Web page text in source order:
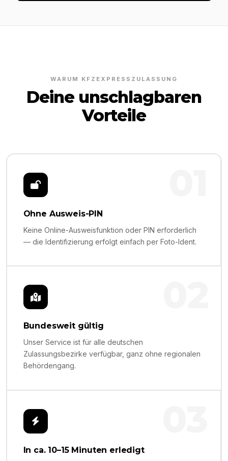
WARUM KFZEXPRESSZULASSUNG
Deine unschlagbaren
Vorteile
Ohne Ausweis-PIN
Keine Online-Ausweisfunktion oder PIN erforderlich
— die Identifizierung erfolgt einfach per Foto-Ident.
Bundesweit gültig
Unser Service ist für alle deutschen
Zulassungsbezirke verfügbar, ganz ohne regionalen
Behördengang.
In ca. 10–15 Minuten erledigt